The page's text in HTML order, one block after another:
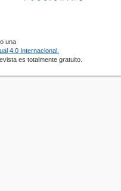
una
4.0 Internacional.
es totalmente gratuito.